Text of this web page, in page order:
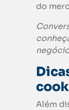
do
Além